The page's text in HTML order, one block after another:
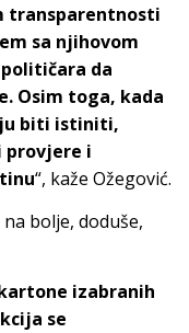
transparentnosti
sa njihovom
da
Osim toga, kada
biti istiniti,
provjere i
“, kaže Ožegović.
bolje, doduše,
izabranih
se